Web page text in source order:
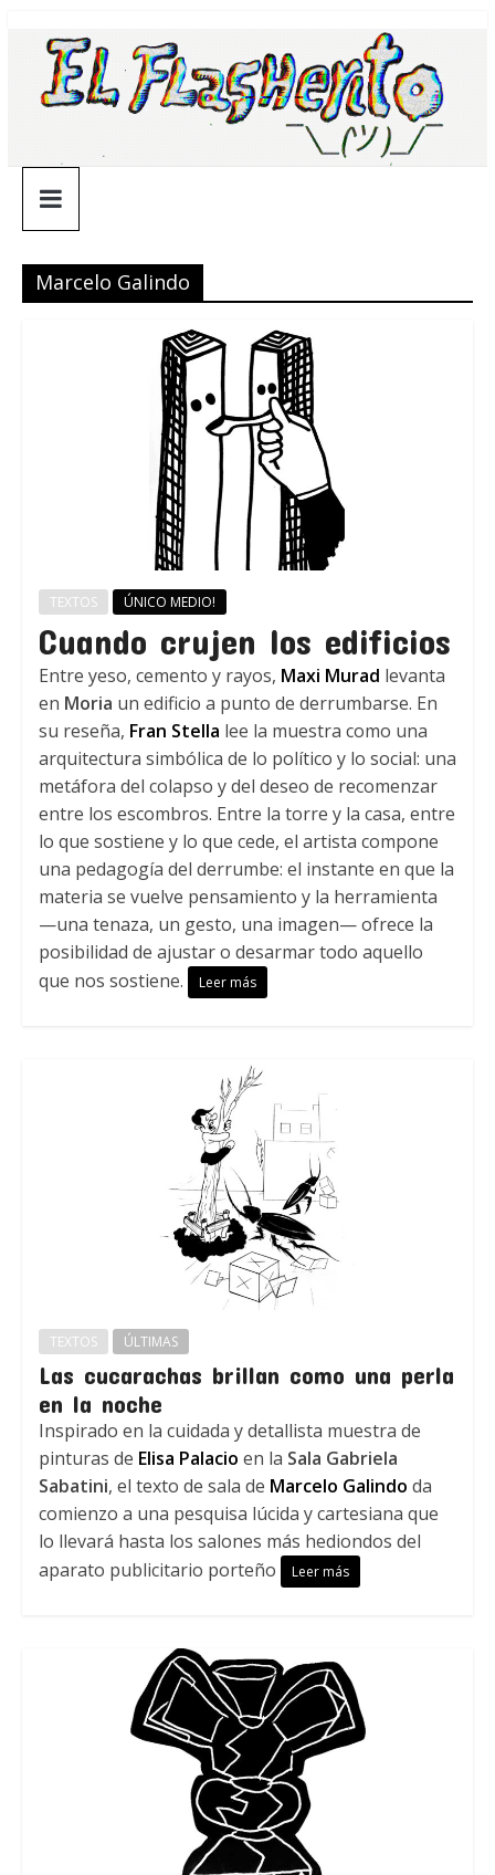
contenido
¯\_(ツ)_/
¯
Marcelo Galindo
TEXTOS ÚNICO MEDIO!
Cuando crujen los edificios
Entre yeso, cemento y rayos, Maxi Murad levanta
en Moria un edificio a punto de derrumbarse. En
su reseña, Fran Stella lee la muestra como una
arquitectura simbólica de lo político y lo social: una
metáfora del colapso y del deseo de recomenzar
entre los escombros. Entre la torre y la casa, entre
lo que sostiene y lo que cede, el artista compone
una pedagogía del derrumbe: el instante en que la
materia se vuelve pensamiento y la herramienta
—una tenaza, un gesto, una imagen— ofrece la
posibilidad de ajustar o desarmar todo aquello
que nos sostiene.
Leer más
TEXTOS ÚLTIMAS
Las cucarachas brillan como una perla
en la noche
Inspirado en la cuidada y detallista muestra de
pinturas de Elisa Palacio en la Sala Gabriela
Sabatini, el texto de sala de Marcelo Galindo da
comienzo a una pesquisa lúcida y cartesiana que
lo llevará hasta los salones más hediondos del
aparato publicitario porteño
Leer más